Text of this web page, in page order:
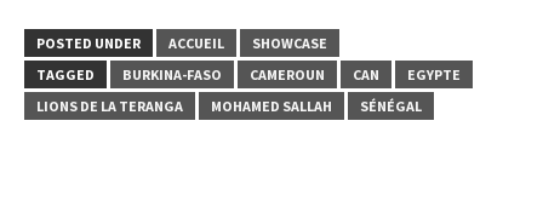
POSTED UNDER ACCUEIL
SHOWCASE
TAGGED
BURKINA-FASO CAMEROUN CAN
EGYPTE
LIONS DE LA TERANGA
MOHAMED SALLAH SÉNÉGAL